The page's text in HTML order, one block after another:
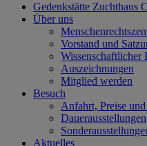
Gedenkstätte Zuchthaus
Über uns
Vorstand und
Wissenschaftlicher
Auszeichnungen
Mitglied werden
Besuch
Anfahrt, Preise
Dauerausstellungen
Aktuelles